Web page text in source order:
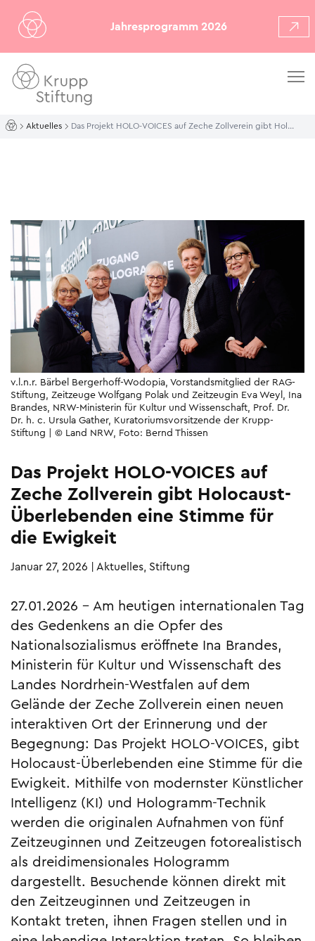
Jahresprogramm 2026
Aktuelles Das Projekt HOLO-VOICES auf Zeche Zollverein gibt Holocaust-Überlebenden eine Stimme für die Ewigkeit
v.l.n.r. Bärbel Bergerhoff-Wodopia, Vorstandsmitglied der RAG-
Stiftung, Zeitzeuge Wolfgang Polak und Zeitzeugin Eva Weyl, Ina
Brandes, NRW-Ministerin für Kultur und Wissenschaft, Prof. Dr.
Dr. h. c. Ursula Gather, Kuratoriumsvorsitzende der Krupp-
Stiftung | © Land NRW, Foto: Bernd Thissen
Das Projekt HOLO-VOICES auf
Zeche Zollverein gibt Holocaust-
Überlebenden eine Stimme für
die Ewigkeit
Januar 27, 2026 |Aktuelles, Stiftung
27.01.2026 – Am heutigen internationalen Tag
des Gedenkens an die Opfer des
Nationalsozialismus eröffnete Ina Brandes,
Ministerin für Kultur und Wissenschaft des
Landes Nordrhein-Westfalen auf dem
Gelände der Zeche Zollverein einen neuen
interaktiven Ort der Erinnerung und der
Begegnung: Das Projekt HOLO-VOICES, gibt
Holocaust-Überlebenden eine Stimme für die
Ewigkeit. Mithilfe von modernster Künstlicher
Intelligenz (KI) und Hologramm-Technik
werden die originalen Aufnahmen von fünf
Zeitzeuginnen und Zeitzeugen fotorealistisch
als dreidimensionales Hologramm
dargestellt. Besuchende können direkt mit
den Zeitzeuginnen und Zeitzeugen in
Kontakt treten, ihnen Fragen stellen und in